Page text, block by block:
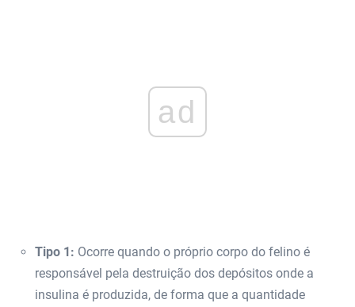
ad
Tipo 1: Ocorre quando o próprio corpo do felino é
responsável pela destruição dos depósitos onde a
insulina é produzida, de forma que a quantidade